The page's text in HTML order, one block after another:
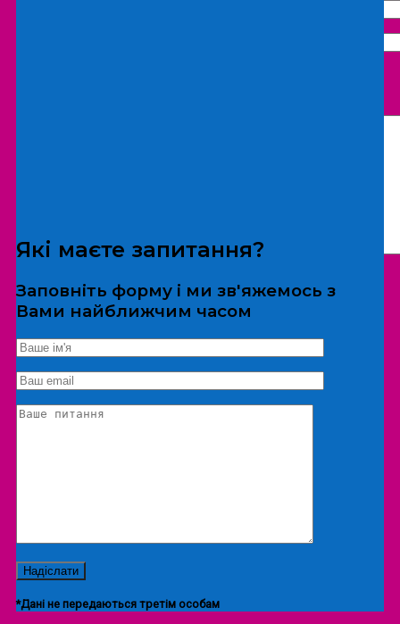
*Дані не передаються третім особам
Екскурсія/локація
Які маєте запитання?
Заповніть форму і ми зв'яжемось з
Вами найближчим часом
*Дані не передаються третім особам